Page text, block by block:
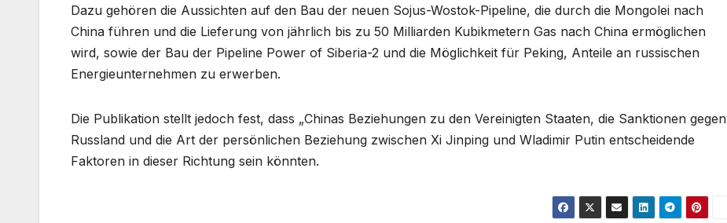
Dazu gehören die Aussichten auf den Bau der neuen Sojus-Wostok-Pipeline, die durch die Mongolei nach
China führen und die Lieferung von jährlich bis zu 50 Milliarden Kubikmetern Gas nach China ermöglichen
wird, sowie der Bau der Pipeline Power of Siberia-2 und die Möglichkeit für Peking, Anteile an russischen
Energieunternehmen zu erwerben.
Die Publikation stellt jedoch fest, dass „Chinas Beziehungen zu den Vereinigten Staaten, die Sanktionen gegen
Russland und die Art der persönlichen Beziehung zwischen Xi Jinping und Wladimir Putin entscheidende
Faktoren in dieser Richtung sein könnten.